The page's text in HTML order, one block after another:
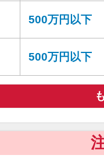
500万円以下
500万円以下